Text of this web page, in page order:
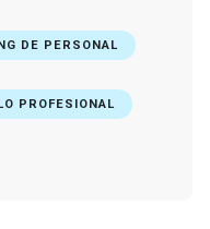
DE PERSONAL
PROFESIONAL